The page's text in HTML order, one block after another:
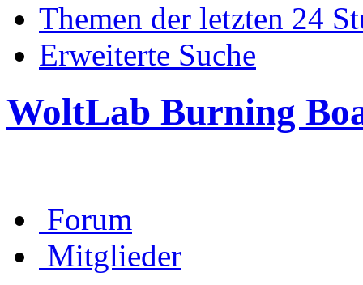
Themen der letzten 24
Erweiterte Suche
WoltLab Burning
Forum
Mitglieder